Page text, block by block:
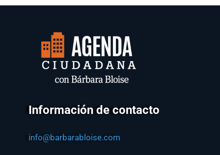
Información de contacto
info@barbarabloise.com